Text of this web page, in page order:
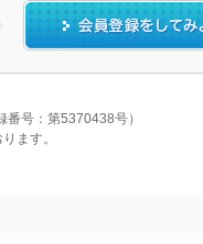
号：第5370438号）
ます。